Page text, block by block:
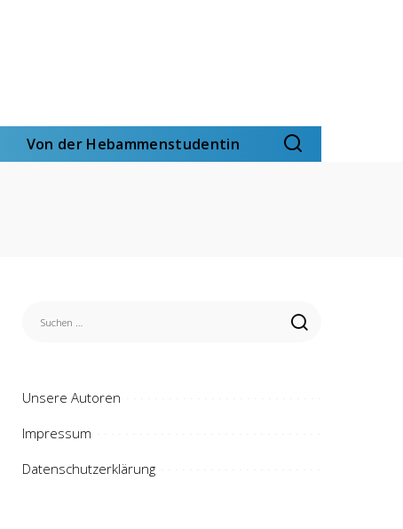
Von der Hebammenstudentin
Unsere Autoren
Impressum
Datenschutzerklärung